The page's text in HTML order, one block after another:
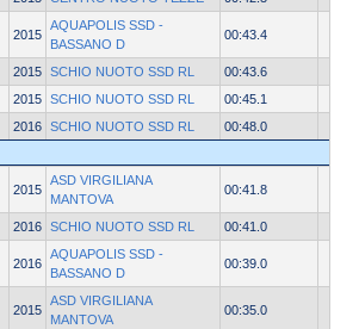
2015
AQUAPOLIS SSD -
BASSANO D
00:43.4
2015 SCHIO NUOTO SSD RL
00:43.6
2015 SCHIO NUOTO SSD RL
00:45.1
2016 SCHIO NUOTO SSD RL 00:48.0
2015
ASD VIRGILIANA
MANTOVA
00:41.8
2016 SCHIO NUOTO SSD RL 00:41.0
2016
AQUAPOLIS SSD -
BASSANO D
00:39.0
2015
ASD VIRGILIANA
MANTOVA
00:35.0